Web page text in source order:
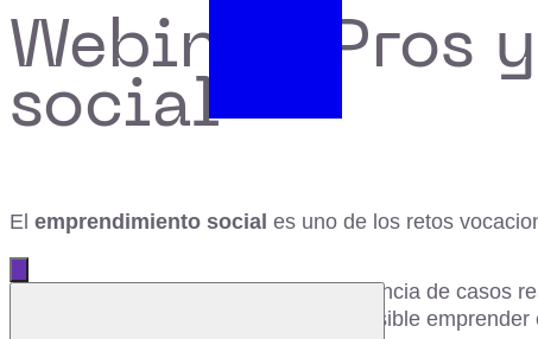
Webinar: Pros
social
El emprendimiento social es uno de los retos
En este webinar veremos, con la referencia de casos
sobre todo aprenderemos que sí es posible